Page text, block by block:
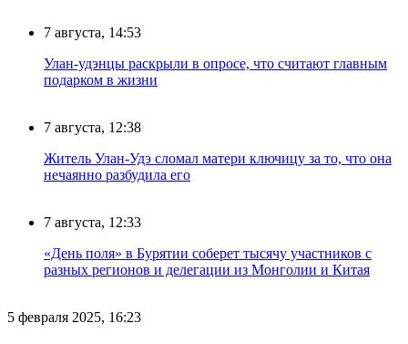
7 августа, 14:53
Улан-удэнцы раскрыли в опросе, что считают главным
подарком в жизни
7 августа, 12:38
Житель Улан-Удэ сломал матери ключицу за то, что она
нечаянно разбудила его
7 августа, 12:33
«День поля» в Бурятии соберет тысячу участников с
разных регионов и делегации из Монголии и Китая
5 февраля 2025, 16:23